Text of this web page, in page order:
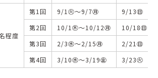
程度
第1回 9/1㊋～9/7㊊
9/13㊐
第2回
10/1㊍～10/12㊊
10/18㊐
第3回
2/3㊌～2/15㊊
2/21㊐
第4回
3/10㊌～3/19㊎ 3/23㊋